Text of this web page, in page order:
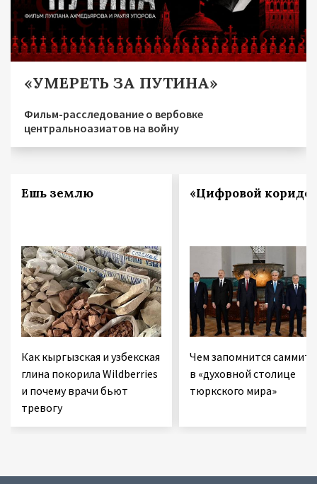
«УМЕРЕТЬ ЗА ПУТИНА»
Фильм-расследование о вербовке
центральноазиатов на войну
Ешь землю
Как кыргызская и узбекская
глина покорила Wildberries
и почему врачи бьют
тревогу
«Цифровой
Чем запомнится саммит
в «духовной столице
тюркского мира»